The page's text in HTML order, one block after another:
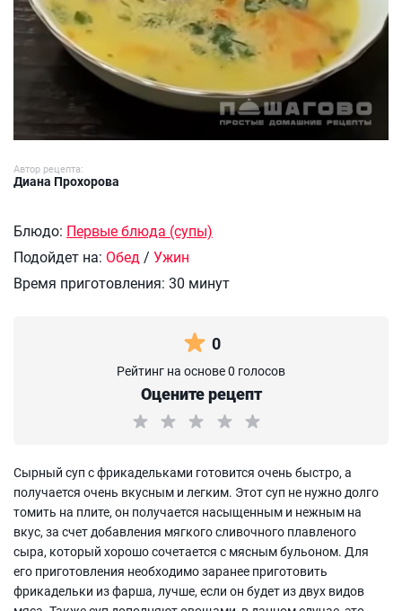
Автор рецепта:
Диана Прохорова
Блюдо: Первые блюда (супы)
Подойдет на: Обед / Ужин
Время приготовления: 30 минут
0
Рейтинг на основе 0 голосов
Оцените рецепт
Сырный суп с фрикадельками готовится очень быстро, а
получается очень вкусным и легким. Этот суп не нужно долго
томить на плите, он получается насыщенным и нежным на
вкус, за счет добавления мягкого сливочного плавленого
сыра, который хорошо сочетается с мясным бульоном. Для
его приготовления необходимо заранее приготовить
фрикадельки из фарша, лучше, если он будет из двух видов